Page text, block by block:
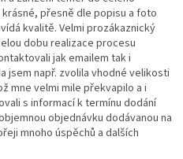
přesně dle popisu a foto
kvalitě. Velmi prozákaznický
dobu realizace procesu
jak emailem tak i
např. zvolila vhodné velikosti
mne velmi mile překvapilo a i
s informací k termínu dodání
objednávku dodávanou na
mnoho úspěchů a dalších